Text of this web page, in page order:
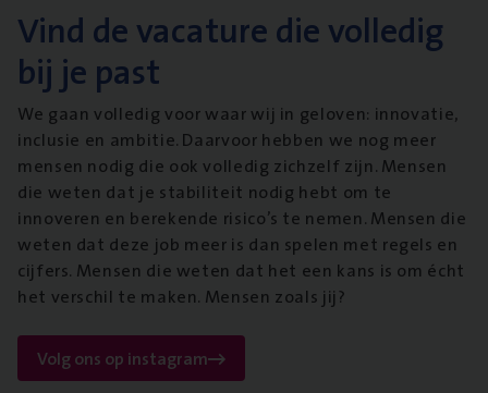
Vind de vacature die volledig
bij je past
We gaan volledig voor waar wij in geloven: innovatie,
inclusie en ambitie. Daarvoor hebben we nog meer
mensen nodig die ook volledig zichzelf zijn. Mensen
die weten dat je stabiliteit nodig hebt om te
innoveren en berekende risico’s te nemen. Mensen die
weten dat deze job meer is dan spelen met regels en
cijfers. Mensen die weten dat het een kans is om écht
het verschil te maken. Mensen zoals jij?
Volg ons op instagram